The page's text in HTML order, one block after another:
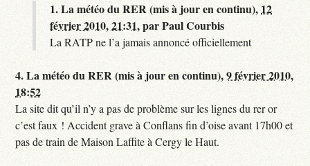
1.La météo du RER (mis à jour en continu), 12
février 2010, 21:31,parPaul Courbis
La RATP ne l’a jamais annoncé officiellement
4.La météo du RER (mis à jour en continu),9 février 2010,
18:52
La site dit qu’il n’y a pas de problème sur les lignes du rer or
c’est faux ! Accident grave à Conflans fin d’oise avant 17h00 et
pas de train de Maison Laffite à Cergy le Haut.